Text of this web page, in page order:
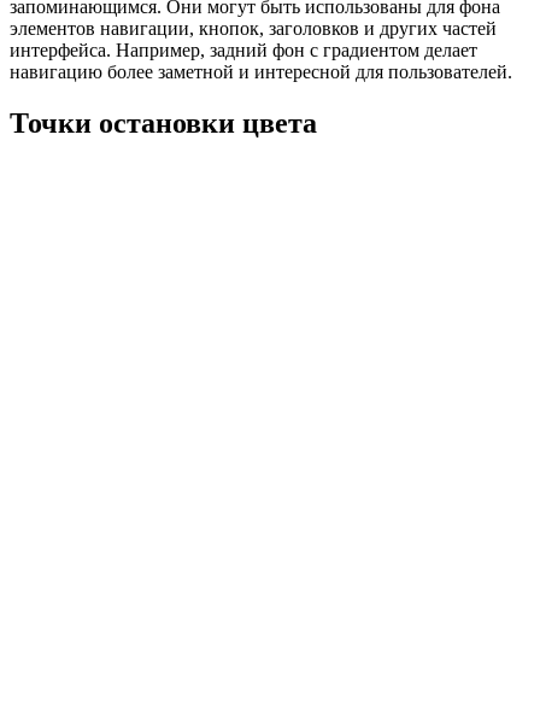
запоминающимся. Они могут быть использованы для фона
элементов навигации, кнопок, заголовков и других частей
интерфейса. Например, задний фон с градиентом делает
навигацию более заметной и интересной для пользователей.
Точки остановки цвета